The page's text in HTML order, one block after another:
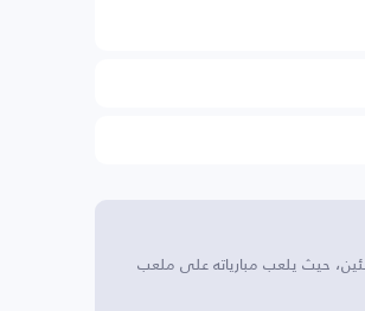
حيث يلعب مبارياته على ملعب